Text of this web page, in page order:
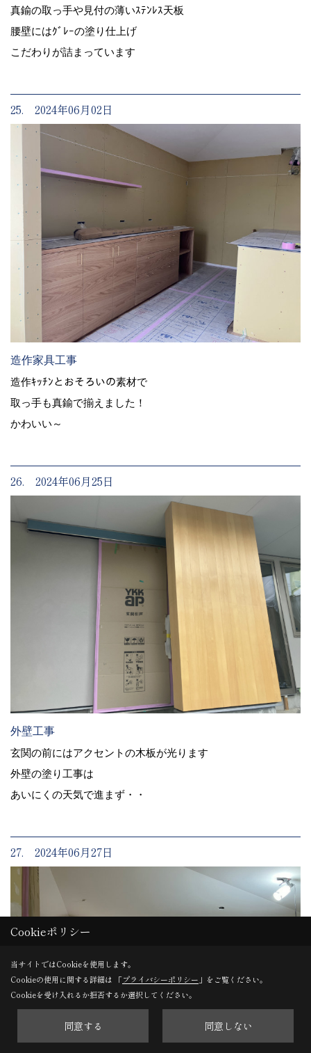
真鍮の取っ手や見付の薄いｽﾃﾝﾚｽ天板
腰壁にはｸﾞﾚｰの塗り仕上げ
こだわりが詰まっています
25. 2024年06月02日
造作家具工事
造作ｷｯﾁﾝとおそろいの素材で
取っ手も真鍮で揃えました！
かわいい～
26. 2024年06月25日
外壁工事
玄関の前にはアクセントの木板が光ります
外壁の塗り工事は
あいにくの天気で進まず・・
27. 2024年06月27日
Cookieポリシー
当サイトではCookieを使用します。
Cookieの使用に関する詳細は 「プライバシーポリシー 」をご覧ください。
Cookieを受け入れるか拒否するか選択してください。
同意する 同意しない